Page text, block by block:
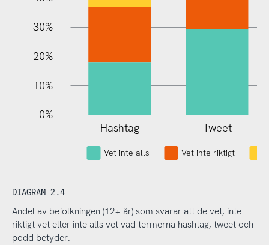
30%
20%
10%
0%
L
Hashtag Tweet
Vet inte alls Vet inte riktigt
DIAGRAM 2.4
Andel av befolkningen (12+ år) som svarar att de vet, inte
riktigt vet eller inte alls vet vad termerna hashtag, tweet och
podd betyder.